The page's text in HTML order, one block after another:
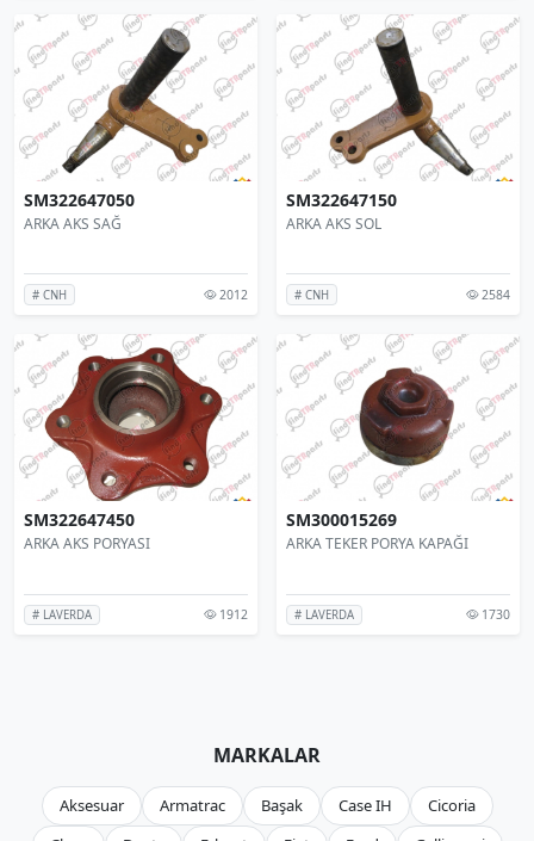
SM322647050
ARKA AKS SAĞ
# CNH 2012
SM322647150
ARKA AKS SOL
# CNH 2584
SM322647450
ARKA AKS PORYASI
# LAVERDA 1912
SM300015269
ARKA TEKER PORYA KAPAĞI
# LAVERDA 1730
MARKALAR
Aksesuar Armatrac Başak Case IH
Cicoria